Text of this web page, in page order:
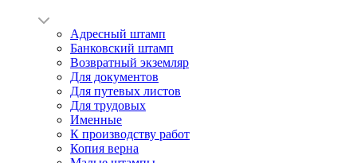
Адресный штамп
Банковский штамп
Возвратный экземляр
Для документов
Для путевых листов
Для трудовых
Именные
К производству работ
Копия верна